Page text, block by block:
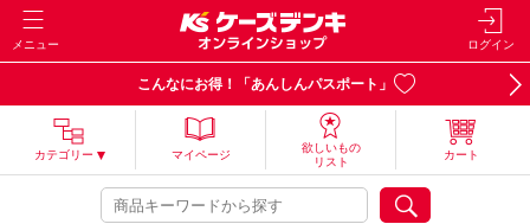
メニュー ログイン
こんなにお得！「あんしんパスポート」
カテゴリー マイページ
欲しいもの
リスト
カート